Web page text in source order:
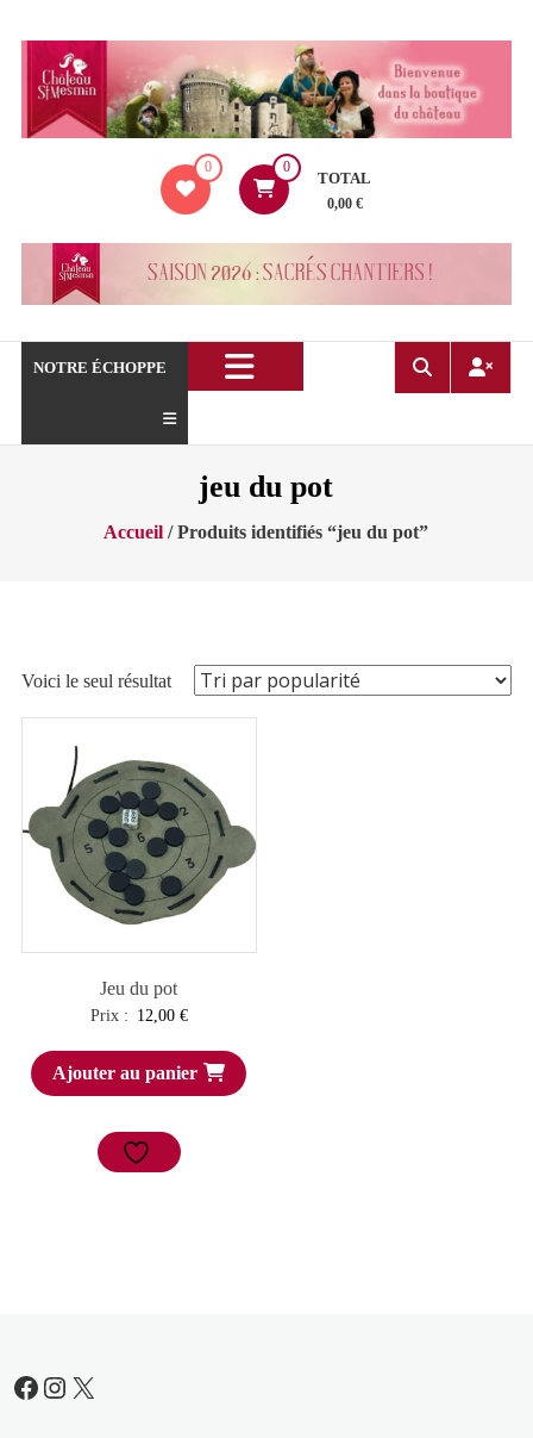
contenu
de
Mesmin
0 0
TOTAL
0,00 €
NOTRE ÉCHOPPE
jeu du pot
Accueil / Produits identifiés “jeu du pot”
Voici le seul résultat
Jeu du pot
Prix : 12,00 €
Ajouter au panier
Facebook
Instagram
X